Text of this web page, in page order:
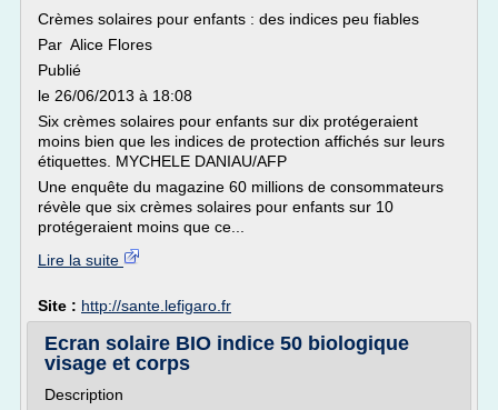
Crèmes solaires pour enfants : des indices peu fiables
Par Alice Flores
Publié
le 26/06/2013 à 18:08
Six crèmes solaires pour enfants sur dix protégeraient
moins bien que les indices de protection affichés sur leurs
étiquettes. MYCHELE DANIAU/AFP
Une enquête du magazine 60 millions de consommateurs
révèle que six crèmes solaires pour enfants sur 10
protégeraient moins que ce...
Lire la suite
Site : http://sante.lefigaro.fr
Ecran solaire BIO indice 50 biologique
visage et corps
Description